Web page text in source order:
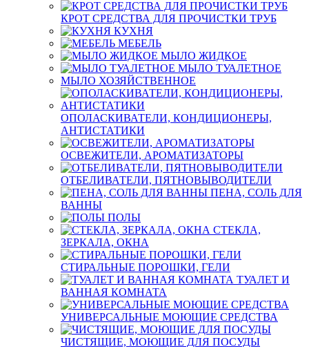
КРОТ СРЕДСТВА ДЛЯ ПРОЧИСТКИ ТРУБ
КУХНЯ
МЕБЕЛЬ
МЫЛО ЖИДКОЕ
МЫЛО ТУАЛЕТНОЕ
МЫЛО ХОЗЯЙСТВЕННОЕ
ОПОЛАСКИВАТЕЛИ, КОНДИЦИОНЕРЫ,
АНТИСТАТИКИ
ОСВЕЖИТЕЛИ, АРОМАТИЗАТОРЫ
ОТБЕЛИВАТЕЛИ, ПЯТНОВЫВОДИТЕЛИ
ПЕНА, СОЛЬ ДЛЯ
ВАННЫ
ПОЛЫ
СТЕКЛА,
ЗЕРКАЛА, ОКНА
СТИРАЛЬНЫЕ ПОРОШКИ, ГЕЛИ
ТУАЛЕТ И
ВАННАЯ КОМНАТА
УНИВЕРСАЛЬНЫЕ МОЮЩИЕ СРЕДСТВА
ЧИСТЯЩИЕ, МОЮЩИЕ ДЛЯ ПОСУДЫ